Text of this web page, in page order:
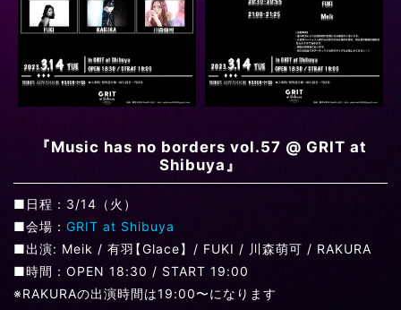
『Music has no borders vol.57 @ GRIT at
Shibuya』
■日程：3/14（火）
■会場： GRIT at Shibuya
■出演: Meik / 有羽【Glace】/ FUKI / 川森萌可 / RAKURA
■時間：OPEN 18:30 / START 19:00
※RAKURAの出演時間は19:00〜になります